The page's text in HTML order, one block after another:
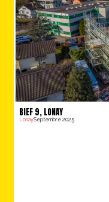
BIEF 9, LONAY
LonaySeptembre 2025